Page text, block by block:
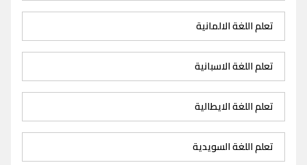
تعلم اللغة الالمانية
تعلم اللغة الاسبانية
تعلم اللغة الايطالية
تعلم اللغة السويدية